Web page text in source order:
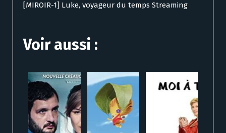
[MIROIR-1] Luke, voyageur du temps Streaming
Voir aussi :